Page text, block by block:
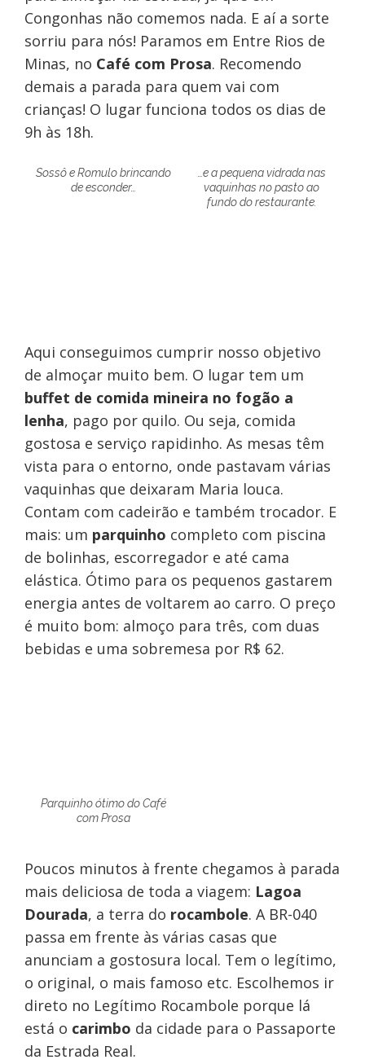
Congonhas não comemos nada. E aí a sorte
sorriu para nós! Paramos em Entre Rios de
Minas, no Café com Prosa. Recomendo
demais a parada para quem vai com
crianças! O lugar funciona todos os dias de
9h às 18h.
Sossô e Romulo brincando
de esconder…
…e a pequena vidrada nas
vaquinhas no pasto ao
fundo do restaurante.
Aqui conseguimos cumprir nosso objetivo
de almoçar muito bem. O lugar tem um
buffet de comida mineira no fogão a
lenha, pago por quilo. Ou seja, comida
gostosa e serviço rapidinho. As mesas têm
vista para o entorno, onde pastavam várias
vaquinhas que deixaram Maria louca.
Contam com cadeirão e também trocador. E
mais: um parquinho completo com piscina
de bolinhas, escorregador e até cama
elástica. Ótimo para os pequenos gastarem
energia antes de voltarem ao carro. O preço
é muito bom: almoço para três, com duas
bebidas e uma sobremesa por R$ 62.
Parquinho ótimo do Café
com Prosa
Poucos minutos à frente chegamos à parada
mais deliciosa de toda a viagem: Lagoa
Dourada, a terra do rocambole. A BR-040
passa em frente às várias casas que
anunciam a gostosura local. Tem o legítimo,
o original, o mais famoso etc. Escolhemos ir
direto no Legítimo Rocambole porque lá
está o carimbo da cidade para o Passaporte
da Estrada Real.